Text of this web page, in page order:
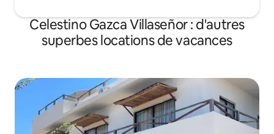
Celestino Gazca Villaseñor : d'autres
superbes locations de vacances